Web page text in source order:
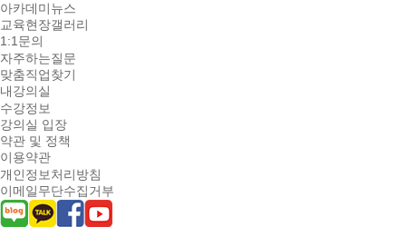
아카데미뉴스
교육현장갤러리
1:1문의
자주하는질문
맞춤직업찾기
내강의실
수강정보
강의실 입장
약관 및 정책
이용약관
개인정보처리방침
이메일무단수집거부